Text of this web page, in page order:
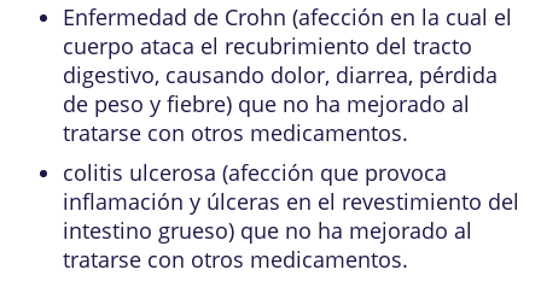
Enfermedad de Crohn (afección en la cual el
cuerpo ataca el recubrimiento del tracto
digestivo, causando dolor, diarrea, pérdida
de peso y fiebre) que no ha mejorado al
tratarse con otros medicamentos.
colitis ulcerosa (afección que provoca
inflamación y úlceras en el revestimiento del
intestino grueso) que no ha mejorado al
tratarse con otros medicamentos.